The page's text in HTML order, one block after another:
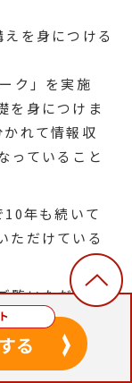
を身につける
ク」を実施
を身につけま
れて情報収
っていること
年も続いて
ただけている
いただけま
永製菓が10年
？自社理解を